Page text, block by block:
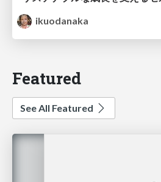
ikuodanaka
Featured
See All Featured